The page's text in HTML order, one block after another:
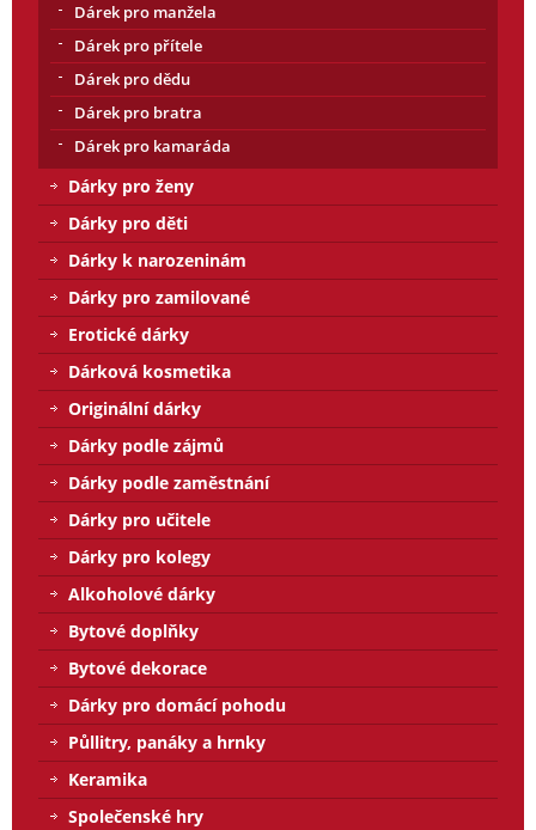
Dárek pro manžela
Dárek pro přítele
Dárek pro dědu
Dárek pro bratra
Dárek pro kamaráda
Dárky pro ženy
Dárky pro děti
Dárky k narozeninám
Dárky pro zamilované
Erotické dárky
Dárková kosmetika
Originální dárky
Dárky podle zájmů
Dárky podle zaměstnání
Dárky pro učitele
Dárky pro kolegy
Alkoholové dárky
Bytové doplňky
Bytové dekorace
Dárky pro domácí pohodu
Půllitry, panáky a hrnky
Keramika
Společenské hry